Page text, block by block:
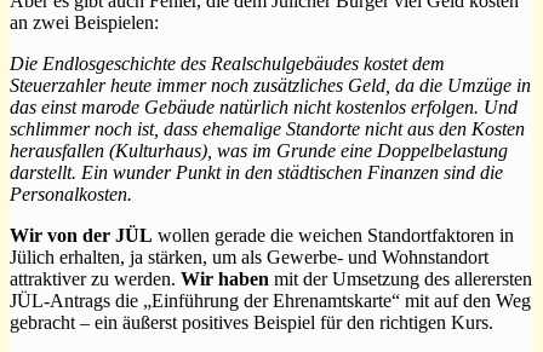
an zwei Beispielen:
Die Endlosgeschichte des Realschulgebäudes kostet dem
Steuerzahler heute immer noch zusätzliches Geld, da die Umzüge in
das einst marode Gebäude natürlich nicht kostenlos erfolgen. Und
schlimmer noch ist, dass ehemalige Standorte nicht aus den Kosten
herausfallen (Kulturhaus), was im Grunde eine Doppelbelastung
darstellt. Ein wunder Punkt in den städtischen Finanzen sind die
Personalkosten.
Wir von der JÜL wollen gerade die weichen Standortfaktoren in
Jülich erhalten, ja stärken, um als Gewerbe- und Wohnstandort
attraktiver zu werden. Wir haben mit der Umsetzung des allerersten
JÜL-Antrags die „Einführung der Ehrenamtskarte“ mit auf den Weg
gebracht – ein äußerst positives Beispiel für den richtigen Kurs.